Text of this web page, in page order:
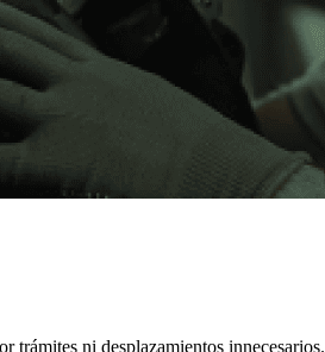
trámites ni desplazamientos innecesarios.